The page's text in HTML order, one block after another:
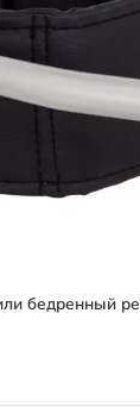
бедренный